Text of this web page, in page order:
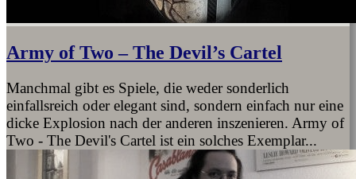
Army of Two – The Devil’s Cartel
Manchmal gibt es Spiele, die weder sonderlich
einfallsreich oder elegant sind, sondern einfach nur eine
dicke Explosion nach der anderen inszenieren. Army of
Two - The Devil's Cartel ist ein solches Exemplar...